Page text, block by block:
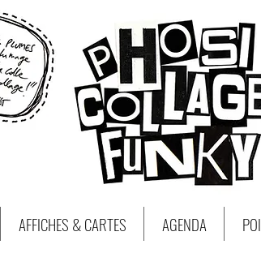
AFFICHES & CARTES AGENDA